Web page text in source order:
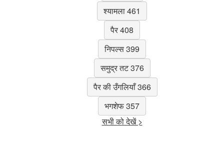
श्यामला 461
पैर 408
निपल्स 399
समुद्र तट 376
पैर की उँगलियाँ 366
भगशेफ 357
सभी को देखें >